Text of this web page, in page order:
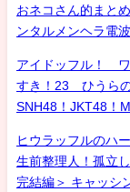
おネコさん的まと
ンタルメンヘラ電
アイドッフル！
すき！23 ひうら
SNH48！JKT48！
ヒウラッフルのハ
生前整理人！孤立
完結編＞ キャッシ